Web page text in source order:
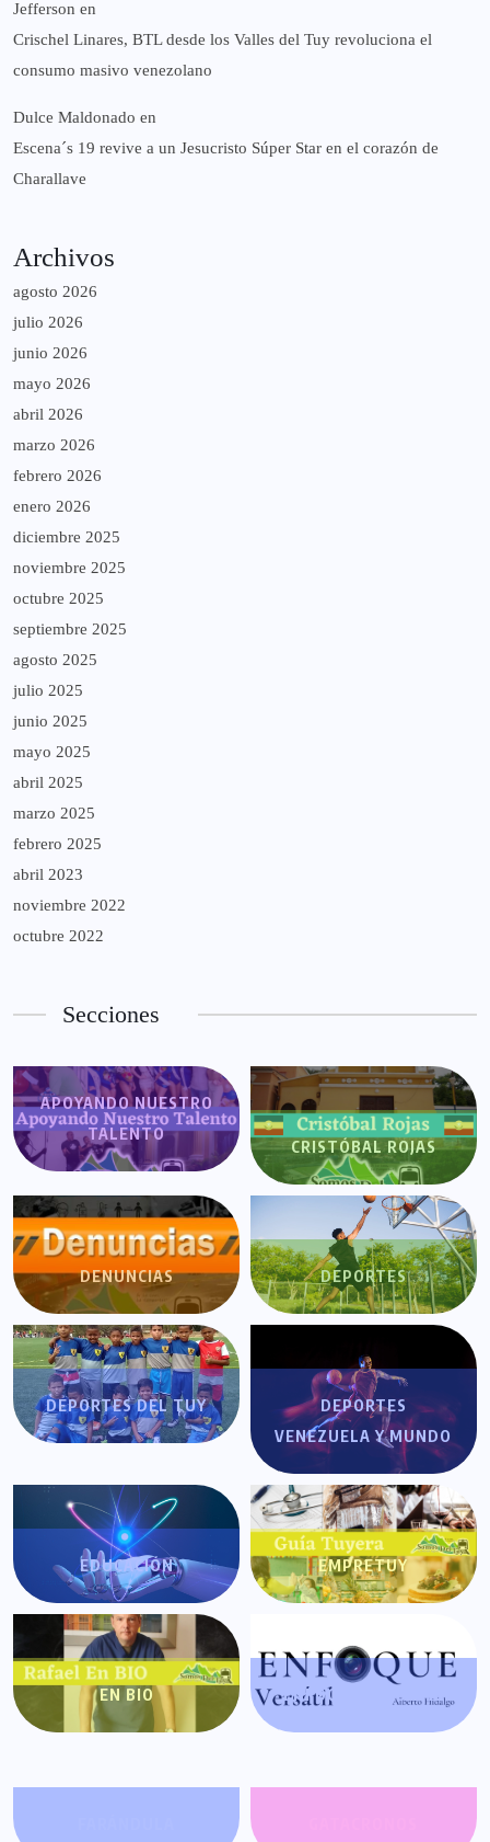
Jefferson en
Crischel Linares, BTL desde los Valles del Tuy revoluciona el
consumo masivo venezolano
Dulce Maldonado en
Escena´s 19 revive a un Jesucristo Súper Star en el corazón de
Charallave
Archivos
agosto 2026
julio 2026
junio 2026
mayo 2026
abril 2026
marzo 2026
febrero 2026
enero 2026
diciembre 2025
noviembre 2025
octubre 2025
septiembre 2025
agosto 2025
julio 2025
junio 2025
mayo 2025
abril 2025
marzo 2025
febrero 2025
abril 2023
noviembre 2022
octubre 2022
Secciones
APOYANDO NUESTRO
TALENTO
CRISTÓBAL ROJAS
DENUNCIAS DEPORTES
DEPORTES DEL TUY
DEPORTES
VENEZUELA Y MUNDO
EDUCACIÓN EMPRETUY
EN BIO ENFOQUE VERSÁTIL